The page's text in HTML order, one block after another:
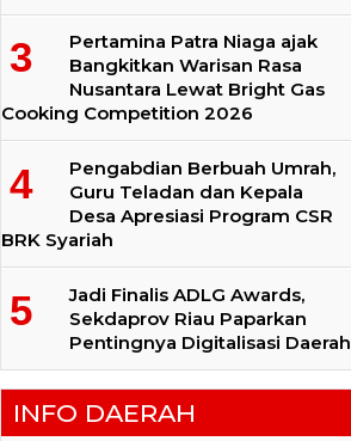
Pertamina Patra Niaga ajak
Bangkitkan Warisan Rasa
Nusantara Lewat Bright Gas
Cooking Competition 2026
Pengabdian Berbuah Umrah,
Guru Teladan dan Kepala
Desa Apresiasi Program CSR
BRK Syariah
Jadi Finalis ADLG Awards,
Sekdaprov Riau Paparkan
Pentingnya Digitalisasi Daerah
INFO DAERAH